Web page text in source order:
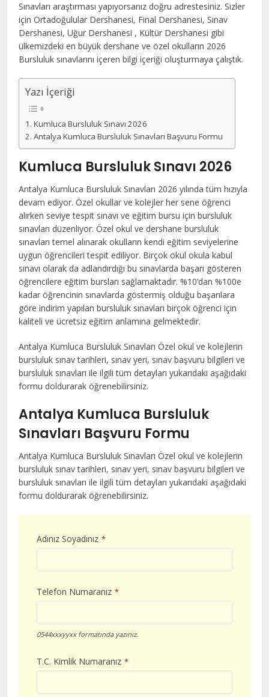
Sınavları araştırması yapıyorsanız doğru adrestesiniz. Sizler
için Ortadoğulular Dershanesi, Final Dershanesi, Sınav
Dershanesi, Uğur Dershanesi , Kültür Dershanesi gibi
ülkemizdeki en büyük dershane ve özel okulların 2026
Bursluluk sınavlarını içeren bilgi içeriği oluşturmaya çalıştık.
Yazı İçeriği
Kumluca Bursluluk Sınavı 2026
Antalya Kumluca Bursluluk Sınavları Başvuru Formu
Kumluca Bursluluk Sınavı 2026
Antalya Kumluca Bursluluk Sınavları 2026 yılında tüm hızıyla
devam ediyor. Özel okullar ve kolejler her sene öğrenci
alırken seviye tespit sınavı ve eğitim bursu için bursluluk
sınavları düzenliyor. Özel okul ve dershane bursluluk
sınavları temel alınarak okulların kendi eğitim seviyelerine
uygun öğrencileri tespit ediliyor. Birçok okul okula kabul
sınavı olarak da adlandırdığı bu sınavlarda başarı gösteren
öğrencilere eğitim bursları sağlamaktadır. %10’dan %100e
kadar öğrencinin sınavlarda göstermiş olduğu başarılara
göre indirim yapılan bursluluk sınavları birçok öğrenci için
kaliteli ve ücretsiz eğitim anlamına gelmektedir.
Antalya Kumluca Bursluluk Sınavları Özel okul ve kolejlerin
bursluluk sınav tarihleri, sınav yeri, sınav başvuru bilgileri ve
bursluluk sınavları ile ilgili tüm detayları yukarıdaki aşağıdaki
formu doldurarak öğrenebilirsiniz.
Antalya Kumluca Bursluluk
Sınavları Başvuru Formu
Antalya Kumluca Bursluluk Sınavları Özel okul ve kolejlerin
bursluluk sınav tarihleri, sınav yeri, sınav başvuru bilgileri ve
bursluluk sınavları ile ilgili tüm detayları yukarıdaki aşağıdaki
formu doldurarak öğrenebilirsiniz.
Adınız Soyadınız *
Telefon Numaranız *
0544xxxyyxx formatında yazınız.
T.C. Kimlik Numaranız *